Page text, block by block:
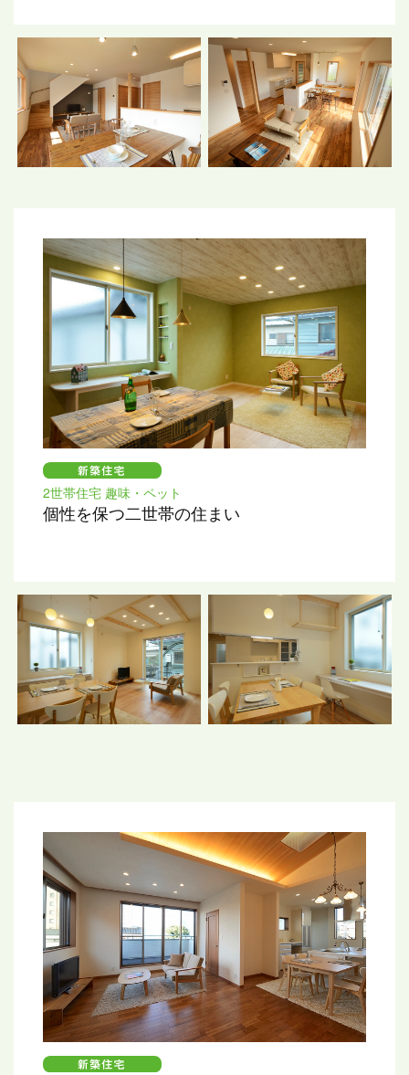
を実現しました。
2世帯住宅 趣味・ペット
個性を保つ二世帯の住まい